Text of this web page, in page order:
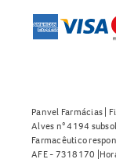
Panvel Farmácias |
Alves n° 4194
Farmacêutico
AFE - 7318170